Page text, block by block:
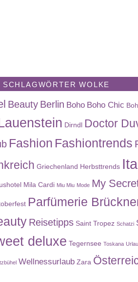
SCHLAGWÖRTER WOLKE
Beauty Berlin Boho Boho Chic
Dirndl Doctor
Fashion Fashiontrends
Griechenland Herbsttrends
Mila Cardi Miu Miu Mode My
Parfümerie
Reisetipps Saint Tropez Schatzi
deluxe Tegernsee Toskana
Wellnessurlaub Zara